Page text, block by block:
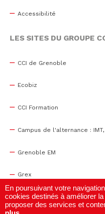
Accessibilité
LES SITES DU GROUPE
CCI de Grenoble
Ecobiz
CCI Formation
Campus de l'alternance : IMT,
Grenoble EM
Grex
WTC Grenoble
En poursuivant votre
cookies destinés à améliorer
proposer des services et